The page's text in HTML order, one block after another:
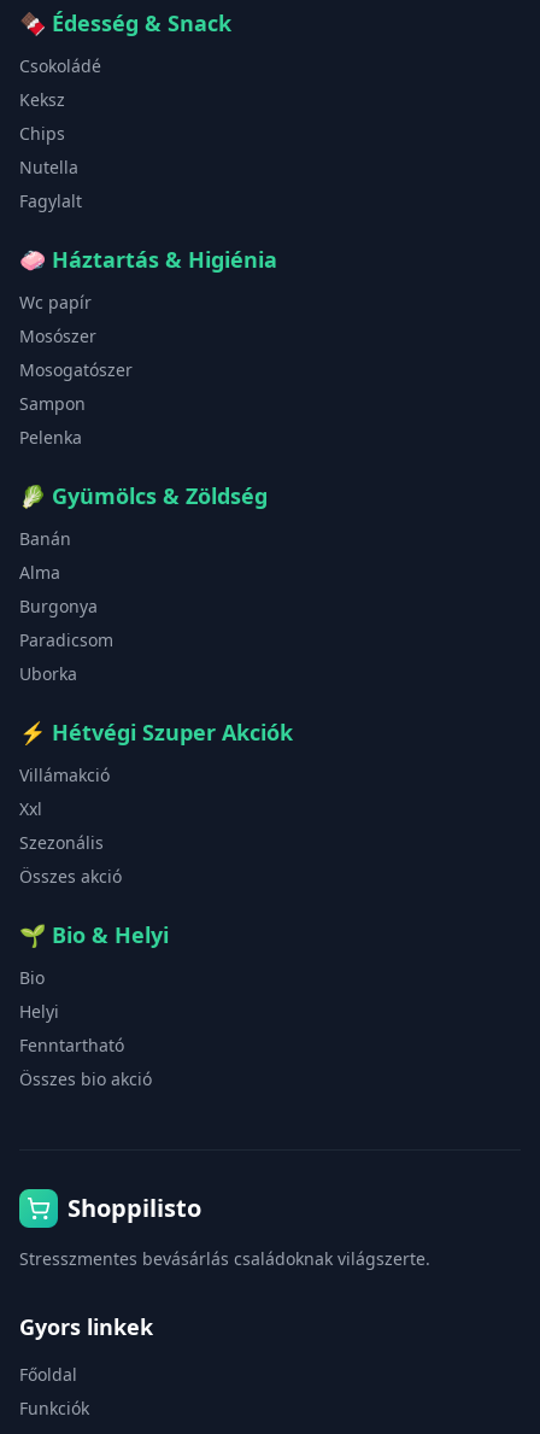
🍫 Édesség & Snack
Csokoládé
Keksz
Chips
Nutella
Fagylalt
🧼 Háztartás & Higiénia
Wc papír
Mosószer
Mosogatószer
Sampon
Pelenka
🥬 Gyümölcs & Zöldség
Banán
Alma
Burgonya
Paradicsom
Uborka
⚡ Hétvégi Szuper Akciók
Villámakció
Xxl
Szezonális
Összes akció
🌱 Bio & Helyi
Bio
Helyi
Fenntartható
Összes bio akció
Shoppilisto
Stresszmentes bevásárlás családoknak világszerte.
Gyors linkek
Főoldal
Funkciók